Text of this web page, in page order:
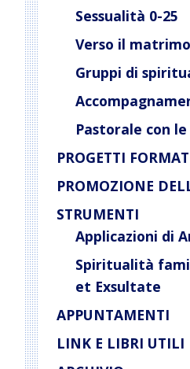
Sessualità 0-25
Verso il
Gruppi di
Pastorale con
PROGETTI
PROMOZIONE
STRUMENTI
Applicazioni di
Spiritualità
et Exsultate
APPUNTAMENTI
LINK E LIBRI UTILI